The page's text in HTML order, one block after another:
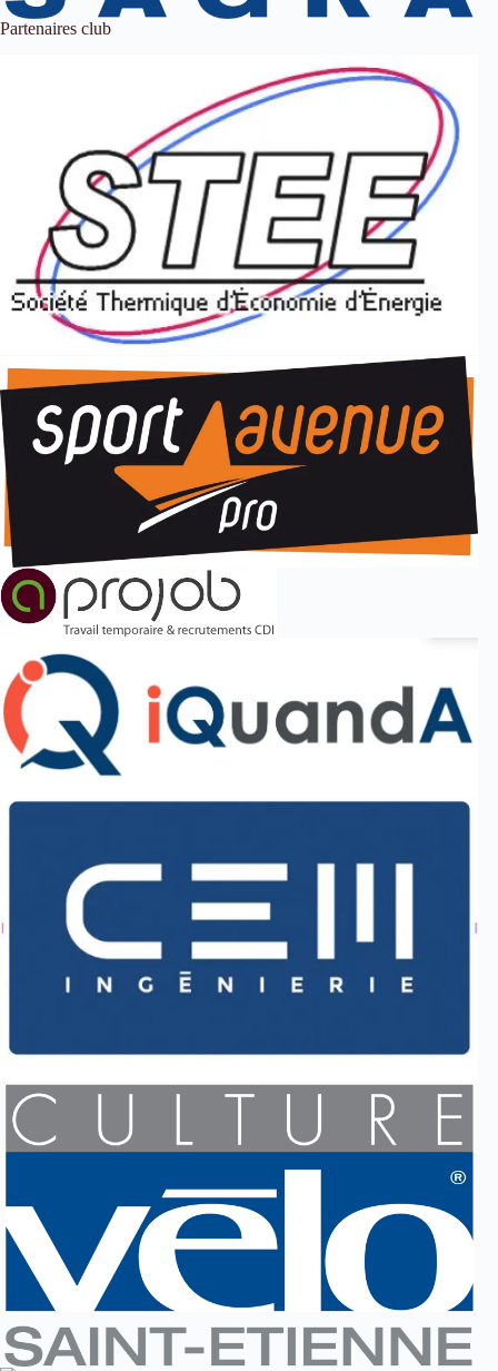
Partenaires club